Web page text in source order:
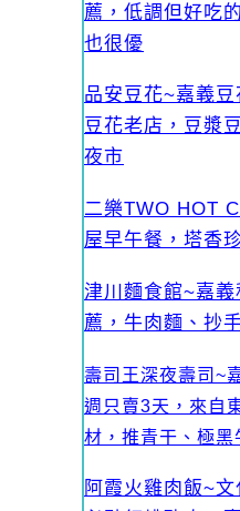
薦，低調但好吃
也很優
品安豆花~嘉義
豆花老店，豆漿
夜市
二樂TWO HOT
屋早午餐，塔香
津川麵食館~嘉
薦，牛肉麵、抄
壽司王深夜壽司~
週只賣3天，來自
材，推青干、極黑
阿霞火雞肉飯~文